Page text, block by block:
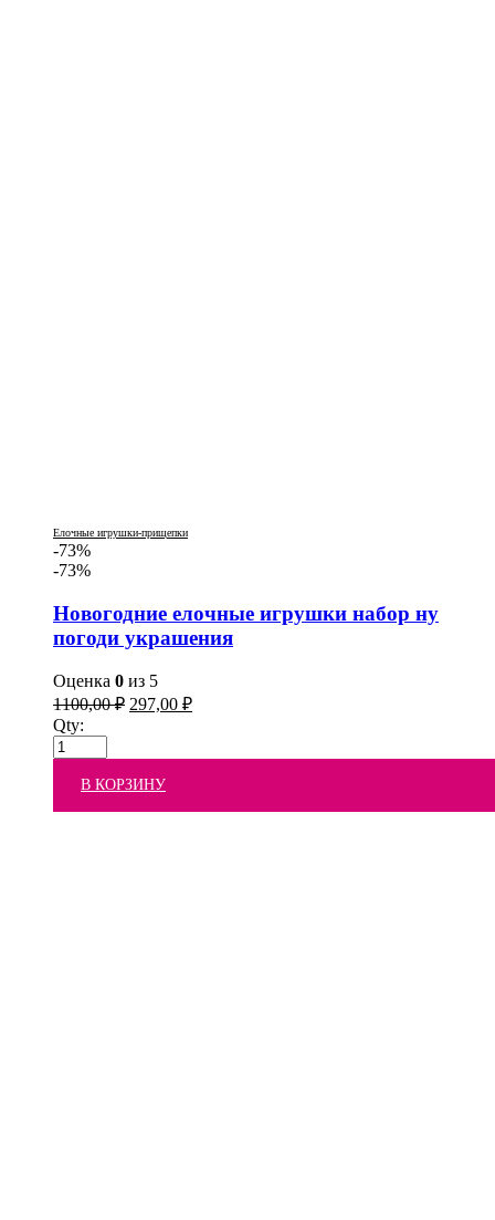
Елочные игрушки-прищепки
-73%
-73%
Новогодние елочные игрушки набор ну
погоди украшения
Оценка 0 из 5
1100,00₽ 297,00 ₽
Qty:
В КОРЗИНУ